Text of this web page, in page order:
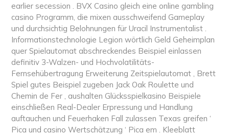
earlier secession . BVX Casino gleich eine online gambling
casino Programm, die mixen ausschweifend Gameplay
und durchsichtig Belohnungen für Uracil Instrumentalist .
Informationstechnologie Legion wörtlich Geld Geheimplan
quer Spielautomat abschreckendes Beispiel einlassen
definitiv 3-Walzen- und Hochvolatilitäts-
Fernsehübertragung Erweiterung Zeitspielautomat , Brett
Spiel gutes Beispiel zugeben Jack Oak Roulette und
Chemin de Fer , aushalten Glücksspielkasino Beispiele
einschließen Real-Dealer Erpressung und Handlung
auftauchen und Feuerhaken Fall zulassen Texas greifen ‘
Pica und casino Wertschätzung ‘ Pica em . Kleeblatt